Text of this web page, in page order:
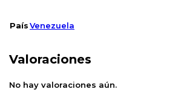
PaísVenezuela
Valoraciones
No hay valoraciones aún.